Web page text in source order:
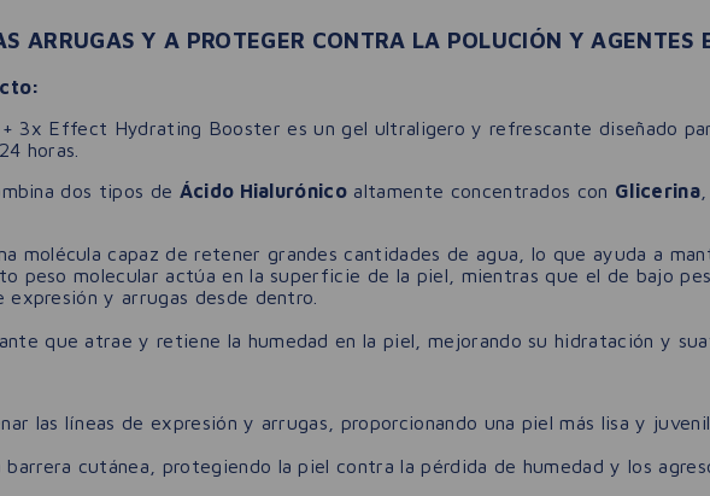
ARRUGAS Y A PROTEGER CONTRA LA POLUCIÓN Y AGENTES
+ 3x Effect Hydrating Booster es un gel ultraligero y refrescante diseñado
horas.
dos tipos de Ácido Hialurónico altamente concentrados con Glicerina,
molécula capaz de retener grandes cantidades de agua, lo que ayuda a
peso molecular actúa en la superficie de la piel, mientras que el de bajo
expresión y arrugas desde dentro.
que atrae y retiene la humedad en la piel, mejorando su hidratación y
las líneas de expresión y arrugas, proporcionando una piel más lisa y juvenil.
barrera cutánea, protegiendo la piel contra la pérdida de humedad y los